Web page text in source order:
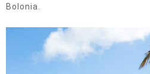
Bolonia.